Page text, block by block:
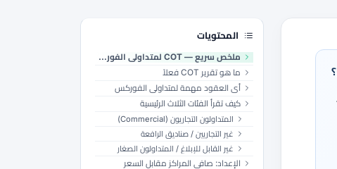
المحتويات
ملخص سريع — COT لمتداولي الفوركس
ما هو تقرير COT فعلاً
أي العقود مهمة لمتداولي الفوركس
كيف تقرأ الفئات الثلاث الرئيسية
المتداولون التجاريون (Commercial)
غير التجاريين / صناديق الرافعة
غير القابل للإبلاغ / المتداولون الصغار
الإعداد: صافي المراكز مقابل السعر